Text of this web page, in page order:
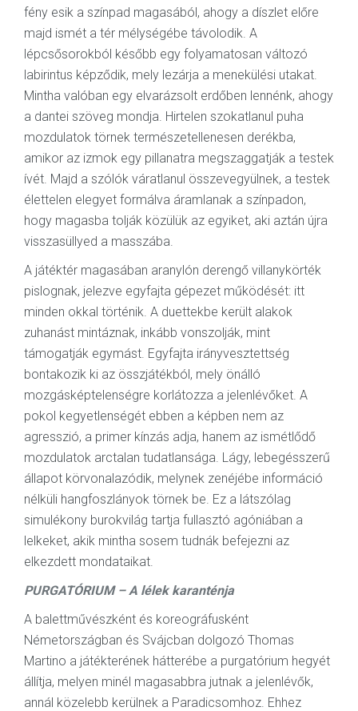
fény esik a színpad magasából, ahogy a díszlet előre
majd ismét a tér mélységébe távolodik. A
lépcsősorokból később egy folyamatosan változó
labirintus képződik, mely lezárja a menekülési utakat.
Mintha valóban egy elvarázsolt erdőben lennénk, ahogy
a dantei szöveg mondja. Hirtelen szokatlanul puha
mozdulatok törnek természetellenesen derékba,
amikor az izmok egy pillanatra megszaggatják a testek
ívét. Majd a szólók váratlanul összevegyülnek, a testek
élettelen elegyet formálva áramlanak a színpadon,
hogy magasba tolják közülük az egyiket, aki aztán újra
visszasüllyed a masszába.
A játéktér magasában aranylón derengő villanykörték
pislognak, jelezve egyfajta gépezet működését: itt
minden okkal történik. A duettekbe került alakok
zuhanást mintáznak, inkább vonszolják, mint
támogatják egymást. Egyfajta irányvesztettség
bontakozik ki az összjátékból, mely önálló
mozgásképtelenségre korlátozza a jelenlévőket. A
pokol kegyetlenségét ebben a képben nem az
agresszió, a primer kínzás adja, hanem az ismétlődő
mozdulatok arctalan tudatlansága. Lágy, lebegésszerű
állapot körvonalazódik, melynek zenéjébe információ
nélküli hangfoszlányok törnek be. Ez a látszólag
simulékony burokvilág tartja fullasztó agóniában a
lelkeket, akik mintha sosem tudnák befejezni az
elkezdett mondataikat.
PURGATÓRIUM – A lélek karanténja
A balettművészként és koreográfusként
Németországban és Svájcban dolgozó Thomas
Martino a játékterének hátterébe a purgatórium hegyét
állítja, melyen minél magasabbra jutnak a jelenlévők,
annál közelebb kerülnek a Paradicsomhoz. Ehhez